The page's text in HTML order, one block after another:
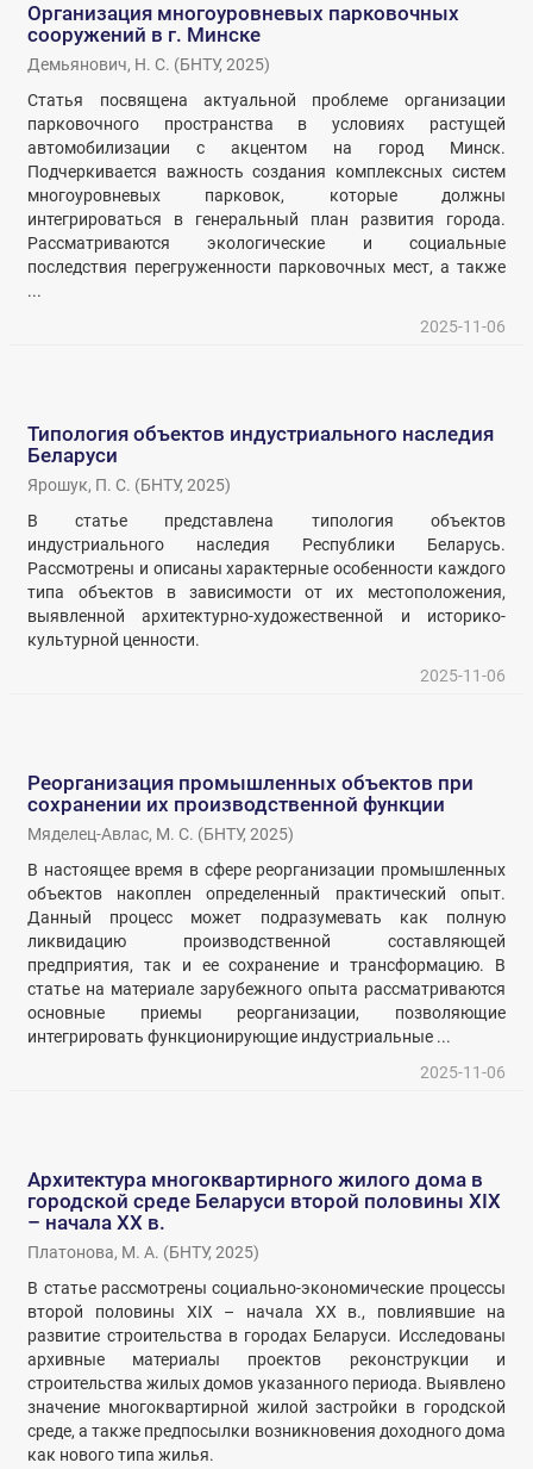
Организация многоуровневых парковочных
сооружений в г. Минске
Демьянович, Н. С. (БНТУ,2025)
Статья посвящена актуальной проблеме организации
парковочного пространства в условиях растущей
автомобилизации с акцентом на город Минск.
Подчеркивается важность создания комплексных систем
многоуровневых парковок, которые должны
интегрироваться в генеральный план развития города.
Рассматриваются экологические и социальные
последствия перегруженности парковочных мест, а также
...
2025-11-06
Типология объектов индустриального наследия
Беларуси
Ярошук, П. С. (БНТУ,2025)
В статье представлена типология объектов
индустриального наследия Республики Беларусь.
Рассмотрены и описаны характерные особенности каждого
типа объектов в зависимости от их местоположения,
выявленной архитектурно-художественной и историко-
культурной ценности.
2025-11-06
Реорганизация промышленных объектов при
сохранении их производственной функции
Мяделец-Авлас, М. С. (БНТУ,2025)
В настоящее время в сфере реорганизации промышленных
объектов накоплен определенный практический опыт.
Данный процесс может подразумевать как полную
ликвидацию производственной составляющей
предприятия, так и ее сохранение и трансформацию. В
статье на материале зарубежного опыта рассматриваются
основные приемы реорганизации, позволяющие
интегрировать функционирующие индустриальные ...
2025-11-06
Архитектура многоквартирного жилого дома в
городской среде Беларуси второй половины XIX
– начала XX в.
Платонова, М. А. (БНТУ,2025)
В статье рассмотрены социально-экономические процессы
второй половины XIX – начала XX в., повлиявшие на
развитие строительства в городах Беларуси. Исследованы
архивные материалы проектов реконструкции и
строительства жилых домов указанного периода. Выявлено
значение многоквартирной жилой застройки в городской
среде, а также предпосылки возникновения доходного дома
как нового типа жилья.